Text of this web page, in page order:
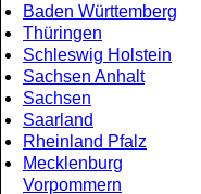
Baden Württemberg
Thüringen
Schleswig Holstein
Sachsen Anhalt
Sachsen
Saarland
Rheinland Pfalz
Mecklenburg
Vorpommern